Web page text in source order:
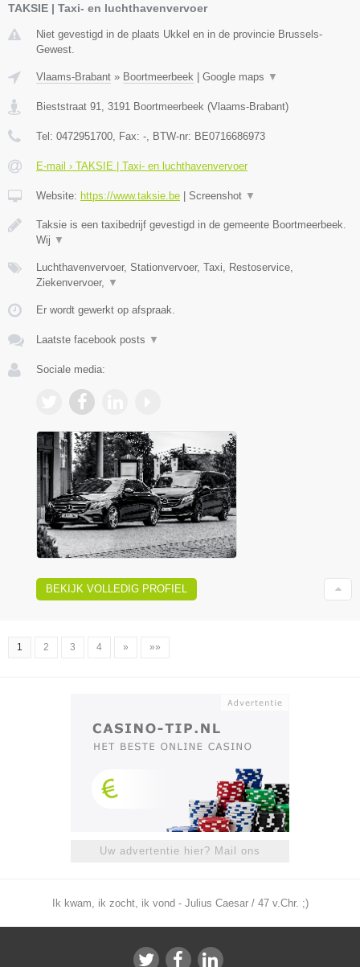
TAKSIE | Taxi- en luchthavenvervoer
Niet gevestigd in de plaats Ukkel en in de provincie Brussels-
Gewest.
Vlaams-Brabant » Boortmeerbeek | Google maps ▼
Bieststraat 91 3191 Boortmeerbeek (Vlaams-Brabant)
Tel: 0472951700 , Fax: - , BTW-nr: BE0716686973
E-mail › TAKSIE | Taxi- en luchthavenvervoer
Website: https://www.taksie.be | Screenshot ▼
Taksie is een taxibedrijf gevestigd in de gemeente Boortmeerbeek.
Wij ▼
Luchthavenvervoer, Stationvervoer, Taxi, Restoservice,
Ziekenvervoer,
▼
Er wordt gewerkt op afspraak.
Laatste facebook posts ▼
Sociale media:
BEKIJK VOLLEDIG PROFIEL
1 2 3 4 » »»
Uw advertentie hier? Mail ons
Ik kwam, ik zocht, ik vond - Julius Caesar / 47 v.Chr. ;)